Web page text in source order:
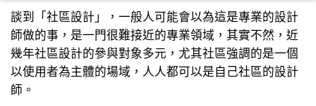
談到「社區設計」，一般人可能會以為這是專業的設計
師做的事，是一門很難接近的專業領域，其實不然，近
幾年社區設計的參與對象多元，尤其社區強調的是一個
以使用者為主體的場域，人人都可以是自己社區的設計
師。